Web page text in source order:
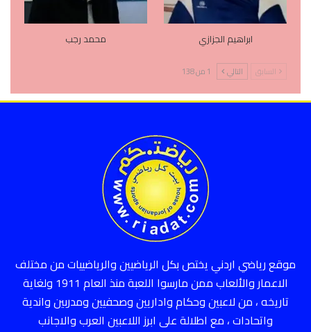
ابراهيم الجزازي محمد رجب
السابق التالي 1 من 138
موقع رياضي اردني يختص بكل الرياضيين والرياضييات من مختلف
الاعمار والألعاب ممن مارسوا اللعبة منذ العام 1911 ولغاية
تاريخه ، من لاعبين وحكام واداريين وصحفيين ومدربين واندية
واتحادات ، مع اطلالة على ابرز اللاعبين العرب والاجانب